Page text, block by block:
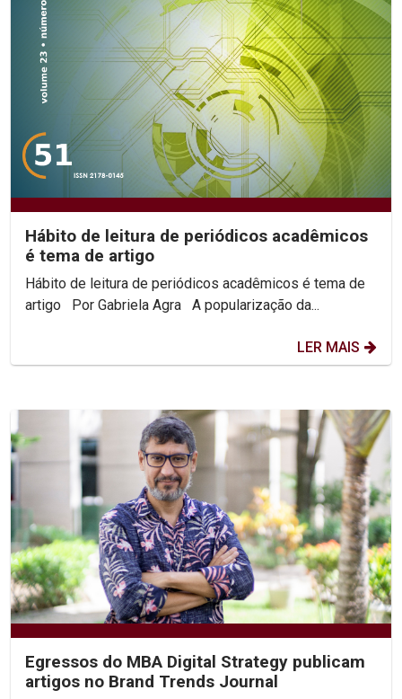
Hábito de leitura de periódicos acadêmicos
é tema de artigo
Hábito de leitura de periódicos acadêmicos é tema de
artigo Por Gabriela Agra A popularização da...
LER MAIS
Egressos do MBA Digital Strategy publicam
artigos no Brand Trends Journal